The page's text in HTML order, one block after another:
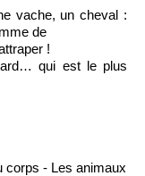
vache, un cheval :
de
!
qui est le plus
corps - Les animaux